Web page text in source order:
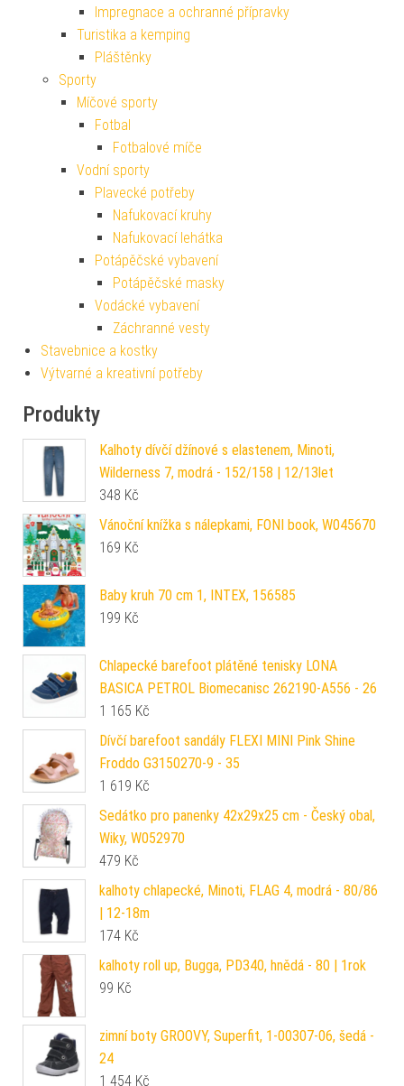
Impregnace a ochranné přípravky
Turistika a kemping
Pláštěnky
Sporty
Míčové sporty
Fotbal
Fotbalové míče
Vodní sporty
Plavecké potřeby
Nafukovací kruhy
Nafukovací lehátka
Potápěčské vybavení
Potápěčské masky
Vodácké vybavení
Záchranné vesty
Stavebnice a kostky
Výtvarné a kreativní potřeby
Produkty
Kalhoty dívčí džínové s elastenem, Minoti,
Wilderness 7, modrá - 152/158 | 12/13let
348 Kč
Vánoční knížka s nálepkami, FONI book, W045670
169 Kč
Baby kruh 70 cm 1, INTEX, 156585
199 Kč
Chlapecké barefoot plátěné tenisky LONA
BASICA PETROL Biomecanisc 262190-A556 - 26
1 165 Kč
Dívčí barefoot sandály FLEXI MINI Pink Shine
Froddo G3150270-9 - 35
1 619 Kč
Sedátko pro panenky 42x29x25 cm - Český obal,
Wiky, W052970
479 Kč
kalhoty chlapecké, Minoti, FLAG 4, modrá - 80/86
| 12-18m
174 Kč
kalhoty roll up, Bugga, PD340, hnědá - 80 | 1rok
99 Kč
zimní boty GROOVY, Superfit, 1-00307-06, šedá -
24
1 454 Kč